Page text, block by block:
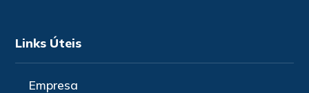
Links Úteis
Empresa